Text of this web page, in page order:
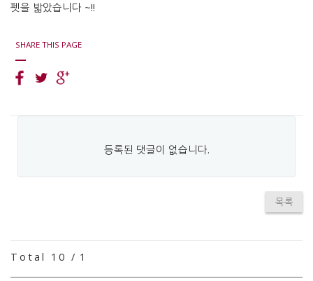
펫을 밟았습니다 ~!!
SHARE THIS PAGE
등록된 댓글이 없습니다.
목록
Total 10 / 1